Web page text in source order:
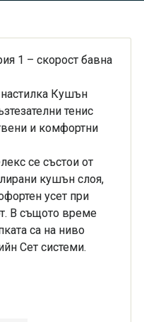
1 – скорост бавна
Кушън
тенис
и комфортни
се състои от
кушън слоя,
усет при
В същото време
са на ниво
Сет системи.